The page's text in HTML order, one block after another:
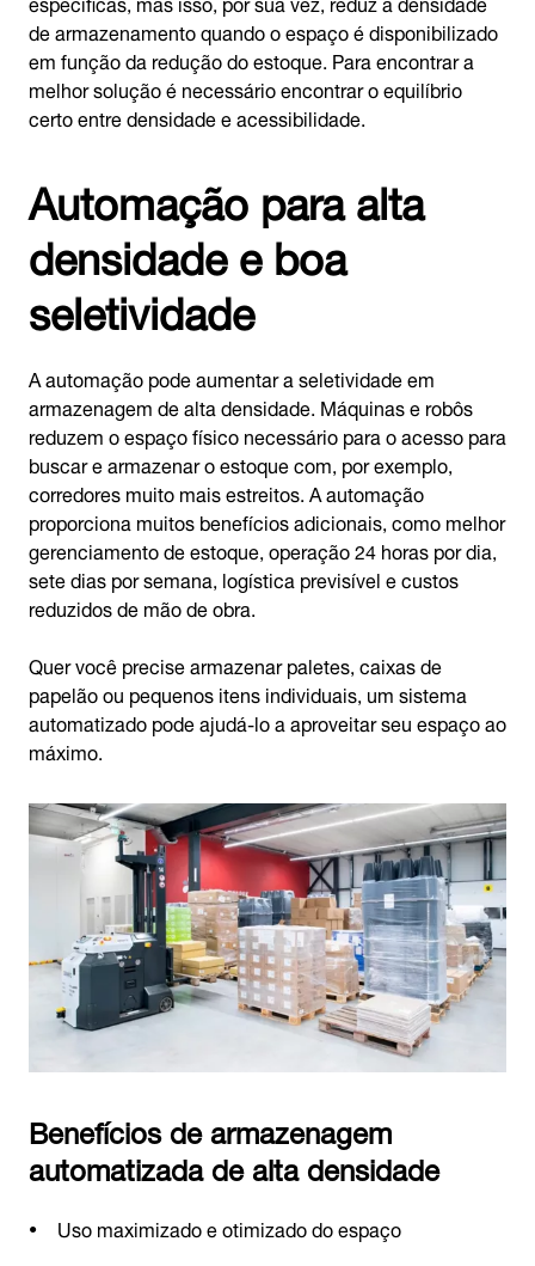
de armazenamento quando o espaço é disponibilizado
em função da redução do estoque. Para encontrar a
melhor solução é necessário encontrar o equilíbrio
certo entre densidade e acessibilidade.
Automação para alta
densidade e boa
seletividade
A automação pode aumentar a seletividade em
armazenagem de alta densidade. Máquinas e robôs
reduzem o espaço físico necessário para o acesso para
buscar e armazenar o estoque com, por exemplo,
corredores muito mais estreitos. A automação
proporciona muitos benefícios adicionais, como melhor
gerenciamento de estoque, operação 24 horas por dia,
sete dias por semana, logística previsível e custos
reduzidos de mão de obra.
Quer você precise armazenar paletes, caixas de
papelão ou pequenos itens individuais, um sistema
automatizado pode ajudá-lo a aproveitar seu espaço ao
máximo.
Benefícios de armazenagem
automatizada de alta densidade
Uso maximizado e otimizado do espaço